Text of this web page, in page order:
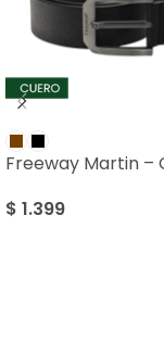
Freeway Martin –
$ 1.399